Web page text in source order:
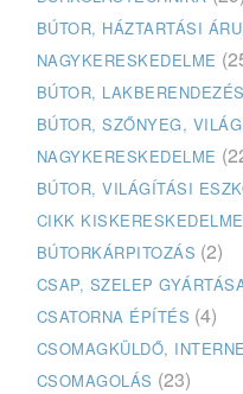
BÚTOR, HÁZTARTÁSI
NAGYKERESKEDELME
BÚTOR,
BÚTOR, SZŐNYEG,
NAGYKERESKEDELME
BÚTOR, VILÁGÍTÁSI
CIKK KISKERESKEDELME
BÚTORKÁRPITOZÁS (2)
CSAP, SZELEP
CSATORNA ÉPÍTÉS (4)
CSOMAGKÜLDŐ,
CSOMAGOLÁS (23)